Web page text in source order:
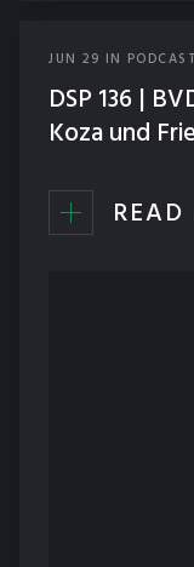
JUN 29 IN PODCAST
DSP 136 |
Koza und
READ